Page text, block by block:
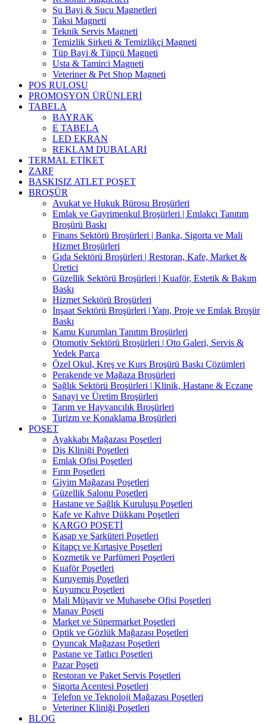
Su Bayi & Sucu Magnetleri
Taksi Magneti
Teknik Servis Magneti
Temizlik Şirketi & Temizlikçi Magneti
Tüp Bayi & Tüpçü Magneti
Usta & Tamirci Magneti
Veteriner & Pet Shop Magneti
POS RULOSU
PROMOSYON ÜRÜNLERİ
TABELA
BAYRAK
E TABELA
LED EKRAN
REKLAM DUBALARI
TERMAL ETİKET
ZARF
BASKISIZ ATLET POŞET
BROŞÜR
Avukat ve Hukuk Bürosu Broşürleri
Emlak ve Gayrimenkul Broşürleri | Emlakçı Tanıtım
Broşürü Baskı
Finans Sektörü Broşürleri | Banka, Sigorta ve Mali
Hizmet Broşürleri
Gıda Sektörü Broşürleri | Restoran, Kafe, Market &
Üretici
Güzellik Sektörü Broşürleri | Kuaför, Estetik & Bakım
Baskı
Hizmet Sektörü Broşürleri
İnşaat Sektörü Broşürleri | Yapı, Proje ve Emlak Broşür
Baskı
Kamu Kurumları Tanıtım Broşürleri
Otomotiv Sektörü Broşürleri | Oto Galeri, Servis &
Yedek Parça
Özel Okul, Kreş ve Kurs Broşürü Baskı Çözümleri
Perakende ve Mağaza Broşürleri
Sağlık Sektörü Broşürleri | Klinik, Hastane & Eczane
Sanayi ve Üretim Broşürleri
Tarım ve Hayvancılık Broşürleri
Turizm ve Konaklama Broşürleri
POŞET
Ayakkabı Mağazası Poşetleri
Diş Kliniği Poşetleri
Emlak Ofisi Poşetleri
Fırın Poşetleri
Giyim Mağazası Poşetleri
Güzellik Salonu Poşetleri
Hastane ve Sağlık Kuruluşu Poşetleri
Kafe ve Kahve Dükkanı Poşetleri
KARGO POŞETİ
Kasap ve Şarküteri Poşetleri
Kitapçı ve Kırtasiye Poşetleri
Kozmetik ve Parfümeri Poşetleri
Kuaför Poşetleri
Kuruyemiş Poşetleri
Kuyumcu Poşetleri
Mali Müşavir ve Muhasebe Ofisi Poşetleri
Manav Poşeti
Market ve Süpermarket Poşetleri
Optik ve Gözlük Mağazası Poşetleri
Oyuncak Mağazası Poşetleri
Pastane ve Tatlıcı Poşetleri
Pazar Poşeti
Restoran ve Paket Servis Poşetleri
Sigorta Acentesi Poşetleri
Telefon ve Teknoloji Mağazası Poşetleri
Veteriner Kliniği Poşetleri
BLOG